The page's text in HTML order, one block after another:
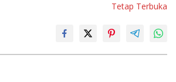
Tetap Terbuka